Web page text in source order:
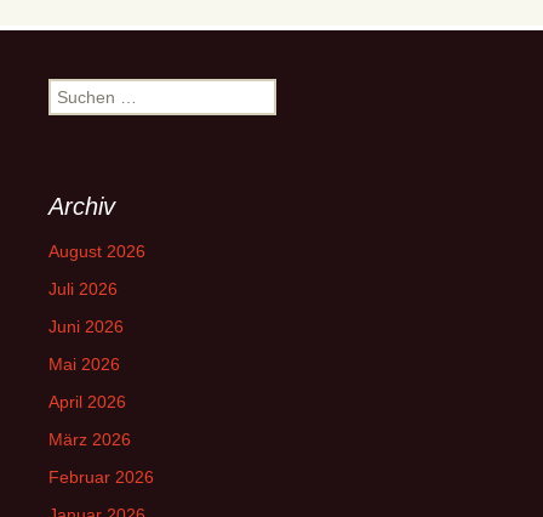
Suchen
nach:
Archiv
August 2026
Juli 2026
Juni 2026
Mai 2026
April 2026
März 2026
Februar 2026